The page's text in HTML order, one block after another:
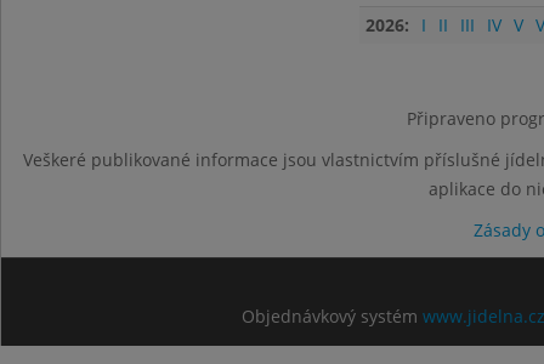
2026:
I II III IV V
Připraveno
Veškeré publikované informace jsou vlastnictvím příslušné
aplikace do
Zásady
Objednávkový systém www.jidelna.cz